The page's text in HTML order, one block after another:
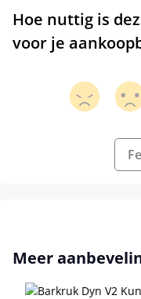
Hoe nuttig is
voor je
Productgalerij overslaan
Meer